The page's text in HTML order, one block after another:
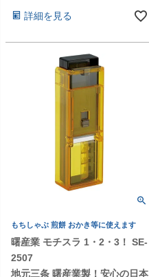
詳細を見る
もちしゃぶ 煎餅 おかき等に使えます
曙産業 モチスラ 1・2・3！ SE-
2507
地元三条 曙産業製！安心の日本